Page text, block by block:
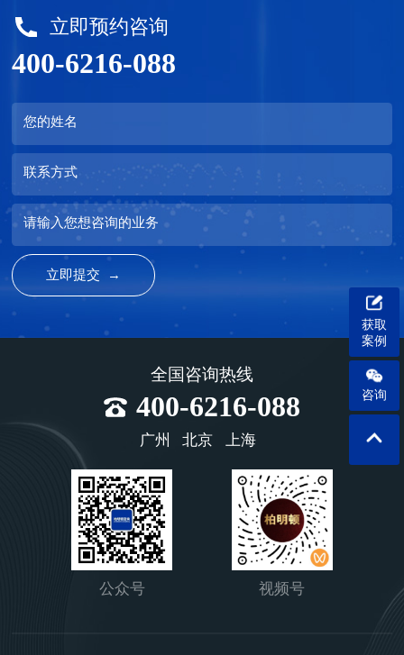
立即预约咨询
400-6216-088
您的姓名
联系方式
请输入您想咨询的业务
全国咨询热线
400-6216-088
广州 北京 上海
公众号 视频号
获取
案例
咨询